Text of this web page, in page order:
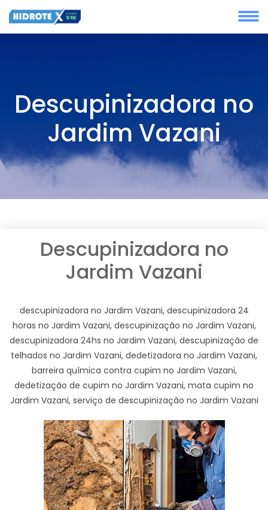
Descupinizadora no
Jardim Vazani
Descupinizadora no
Jardim Vazani
descupinizadora no Jardim Vazani, descupinizadora 24
horas no Jardim Vazani, descupinização no Jardim Vazani,
descupinizadora 24hs no Jardim Vazani, descupinização de
telhados no Jardim Vazani, dedetizadora no Jardim Vazani,
barreira química contra cupim no Jardim Vazani,
dedetização de cupim no Jardim Vazani, mata cupim no
Jardim Vazani, serviço de descupinização no Jardim Vazani